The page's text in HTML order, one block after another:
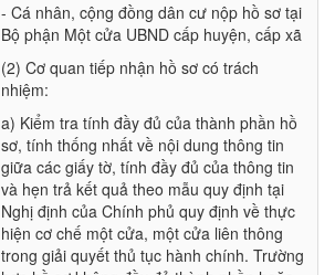
- Cá nhân, cộng đồng dân cư nộp hồ sơ tại
Bộ phận Một cửa UBND cấp huyện, cấp xã
(2) Cơ quan tiếp nhận hồ sơ có trách
nhiệm:
a) Kiểm tra tính đầy đủ của thành phần hồ
sơ, tính thống nhất về nội dung thông tin
giữa các giấy tờ, tính đầy đủ của thông tin
và hẹn trả kết quả theo mẫu quy định tại
Nghị định của Chính phủ quy định về thực
hiện cơ chế một cửa, một cửa liên thông
trong giải quyết thủ tục hành chính. Trường